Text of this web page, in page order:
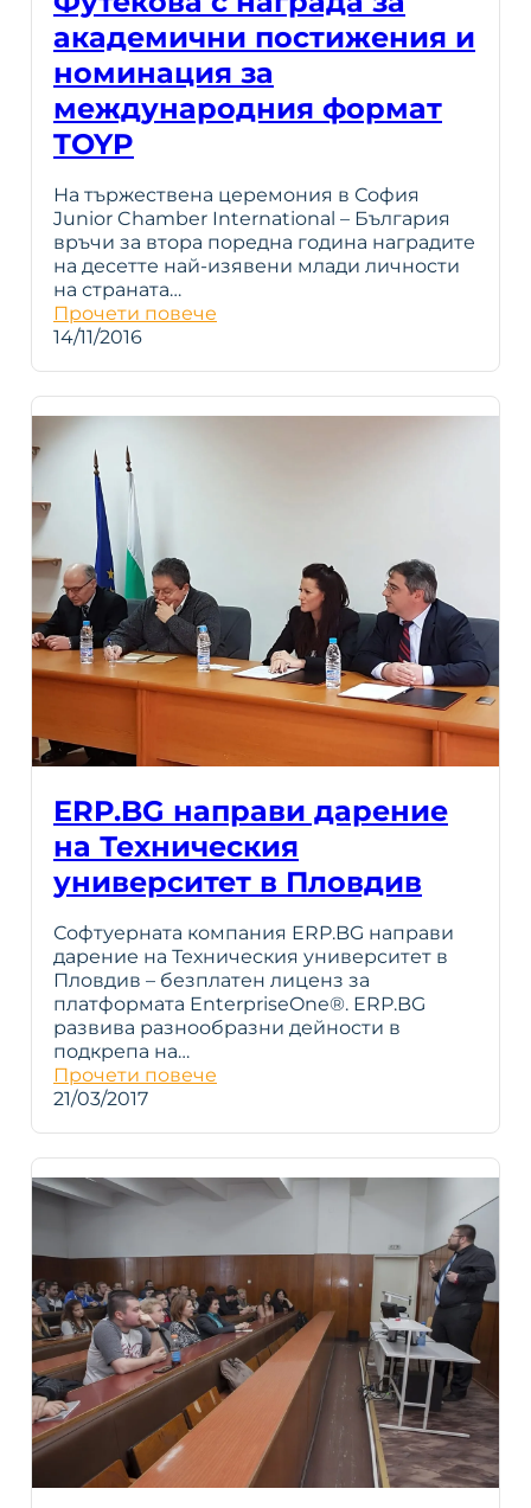
академични постижения и
номинация за
международния формат
TOYP
На тържествена церемония в София
Junior Chamber International – България
връчи за втора поредна година наградите
на десетте най-изявени млади личности
на страната…
Прочети повече
14/11/2016
ERP.BG направи дарение
на Техническия
университет в Пловдив
Софтуерната компания ERP.BG направи
дарение на Техническия университет в
Пловдив – безплатен лиценз за
платформата EnterpriseOne®. ERP.BG
развива разнообразни дейности в
подкрепа на…
Прочети повече
21/03/2017